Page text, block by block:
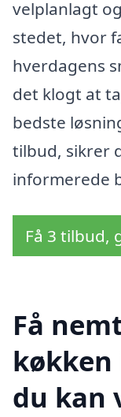
velplanlagt
stedet, hvor
hverdagens
det klogt at
bedste
tilbud, sikrer
informerede
Få 3 tilbud,
Få
køkken
du kan